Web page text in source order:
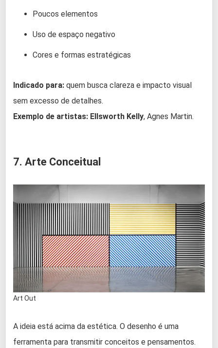
Poucos elementos
Uso de espaço negativo
Cores e formas estratégicas
Indicado para: quem busca clareza e impacto visual
sem excesso de detalhes.
Exemplo de artistas: Ellsworth Kelly, Agnes Martin.
7. Arte Conceitual
Art Out
A ideia está acima da estética. O desenho é uma
ferramenta para transmitir conceitos e pensamentos.